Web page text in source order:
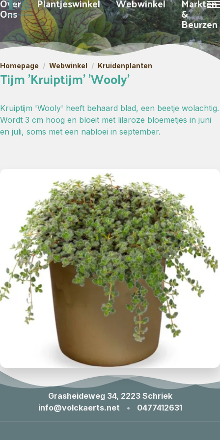
Ons &
Beurzen
Homepage / Webwinkel / Kruidenplanten
Tijm 'Kruiptijm' 'Wooly'
Kruiptijm 'Wooly' heeft behaard blad, een beetje wolachtig.
Wordt 3 cm hoog en bloeit met lilaroze bloemetjes in juni
en juli, soms met een nabloei in september.
Grasheideweg 34, 2223 Schriek
info@volckaerts.net
• 0477412631